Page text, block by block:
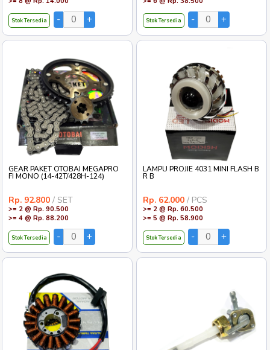
Stok Tersedia Stok Tersedia
GEAR PAKET OTOBAI MEGAPRO
FI MONO (14-42T/428H-124)
Rp. 92.800 / SET
>= 2 @ Rp. 90.500
>= 4 @ Rp. 88.200
Stok Tersedia
LAMPU PROJIE 4031 MINI FLASH B
R B
Rp. 62.000 / PCS
>= 2 @ Rp. 60.500
>= 5 @ Rp. 58.900
Stok Tersedia